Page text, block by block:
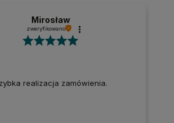
Mirosław
zweryfikowano
realizacja zamówienia.